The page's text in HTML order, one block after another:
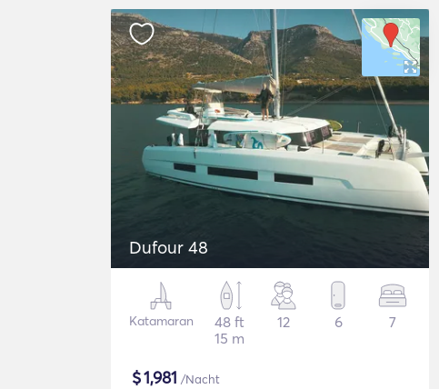
Dufour 48
Katamaran
48 ft
15 m
12 6 7
$1,981 /Nacht